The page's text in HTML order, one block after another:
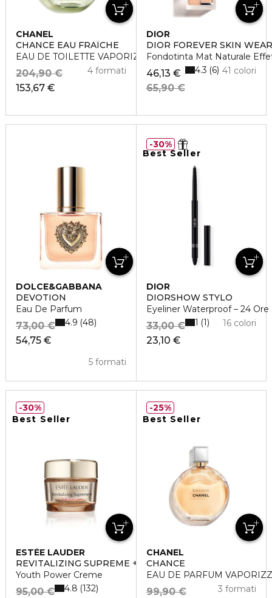
CHANEL
CHANCE EAU FRAÎCHE
EAU DE TOILETTE VAPORIZZATORE
153,67 €
204,90 € 4 formati
DIOR
DIOR FOREVER SKIN WEAR
Fondotinta Mat Naturale
46,13 €
65,90 €
41 colori
4.3 6
DOLCE&GABBANA
DEVOTION
Eau De Parfum
54,75 €
73,00 €
5 formati
4.9 48
Best Seller
DIOR
DIORSHOW STYLO
Eyeliner Waterproof – 24
23,10 €
33,00 € 16 colori
1 1
30%
Best Seller
ESTÉE LAUDER
REVITALIZING SUPREME +
Youth Power Creme
95,00 € 4.8 132
30%
Best Seller
CHANEL
CHANCE
EAU DE PARFUM
99,90 € 3 formati
25%